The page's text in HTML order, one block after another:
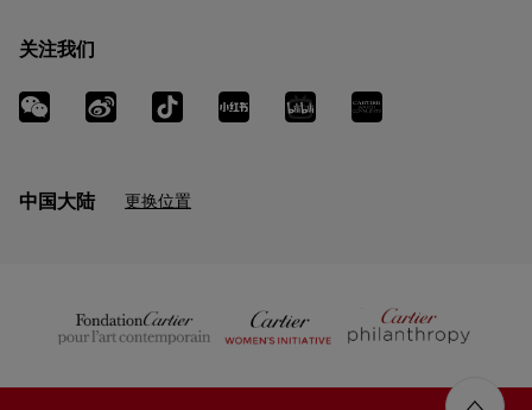
关注我们
中国大陆 更换位置